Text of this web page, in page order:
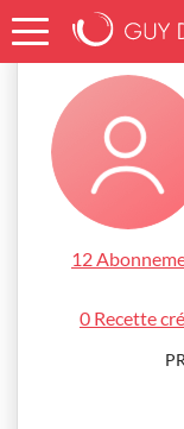
Accueil
12
0 Recette